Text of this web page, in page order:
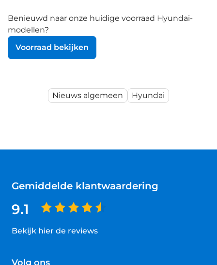
Benieuwd naar onze huidige voorraad Hyundai-
modellen?
Voorraad bekijken
Nieuws algemeen Hyundai
Gemiddelde klantwaardering
9.1
Bekijk hier de reviews
van
Volg ons